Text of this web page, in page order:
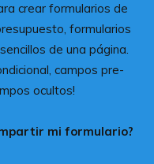
crear formularios de
formularios
de una página.
campos pre-
ocultos!
mi formulario?